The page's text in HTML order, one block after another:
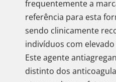
frequentemente a
referência para esta
sendo clinicamente
indivíduos com
Este agente
distinto dos